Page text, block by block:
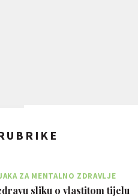
ZA MENTALNO ZDRAVLJE
sliku o vlastitom tijelu